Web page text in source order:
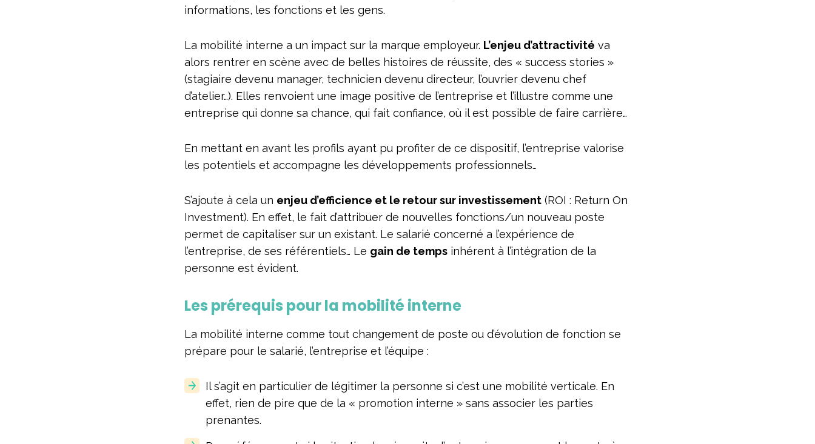
informations, les fonctions et les gens.
La mobilité interne a un impact sur la marque employeur. L’enjeu d’attractivité va
alors rentrer en scène avec de belles histoires de réussite, des « success stories »
(stagiaire devenu manager, technicien devenu directeur, l’ouvrier devenu chef
d’atelier…). Elles renvoient une image positive de l’entreprise et l’illustre comme une
entreprise qui donne sa chance, qui fait confiance, où il est possible de faire carrière…
En mettant en avant les profils ayant pu profiter de ce dispositif, l’entreprise valorise
les potentiels et accompagne les développements professionnels…
S’ajoute à cela un enjeu d’efficience et le retour sur investissement(ROI : Return On
Investment). En effet, le fait d’attribuer de nouvelles fonctions/un nouveau poste
permet de capitaliser sur un existant. Le salarié concerné a l’expérience de
l’entreprise, de ses référentiels… Le gain de tempsinhérent à l’intégration de la
personne est évident.
Les prérequis pour la mobilité interne
La mobilité interne comme tout changement de poste ou d’évolution de fonction se
prépare pour le salarié, l’entreprise et l’équipe :
Il s’agit en particulier de légitimer la personne si c’est une mobilité verticale. En
effet, rien de pire que de la « promotion interne » sans associer les parties
prenantes.